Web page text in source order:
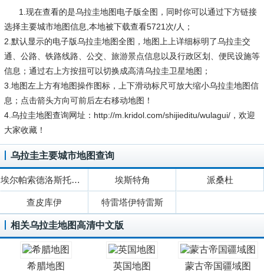
1.现在查看的是乌拉圭地图电子版全图，同时你可以通过下方链接
选择主要城市地图信息,本地被下载查看5721次/人；
2.默认显示的电子版乌拉圭地图全图，地图上上详细标明了乌拉圭交
通、公路、铁路线路、公交、旅游景点信息以及行政区划、便民设施等
信息；通过右上方按扭可以切换成高清乌拉圭卫星地图；
3.地图左上方有地图操作图标，上下滑动标尺可放大缩小乌拉圭地图信
息；点击箭头方向可前后左右移动地图！
4.乌拉圭地图查询网址：http://m.kridol.com/shijieditu/wulagui/，欢迎
大家收藏！
乌拉圭主要城市地图查询
埃尔帕索德洛斯托罗斯 埃斯特角 派桑杜
查皮库伊 特雷塔伊特雷斯
相关乌拉圭地图高清中文版
希腊地图 英国地图 蒙古帝国疆域图